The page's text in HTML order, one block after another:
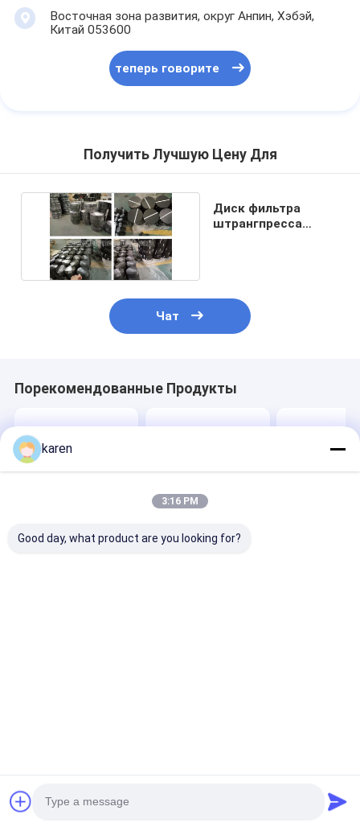
Восточная зона развития, округ Анпин, Хэбэй,
Китай 053600
теперь говорите
Получить Лучшую Цену Для
Диск фильтра
штрангпресса
Чат
Порекомендованные Продукты
Сетчатые фильтры
Как использовать
karen
3:16 PM
Good day, what product are you looking for?